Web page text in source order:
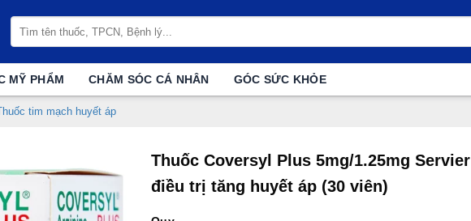
kiếm:
MỸ PHẨM CHĂM SÓC CÁ NHÂN GÓC SỨC KHỎE
tim mạch huyết áp
Thuốc Coversyl Plus 5mg/1.25mg Servier
điều trị tăng huyết áp (30 viên)